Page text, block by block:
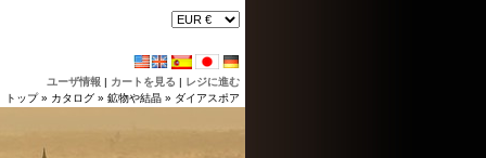
ユーザ情報 | カートを見る | レジに進む
トップ» カタログ » 鉱物や結晶 » ダイアスポア